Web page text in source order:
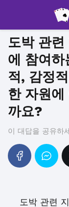
도박 관
에 참여하
적, 감정
한 자원
까요?
이 대답을 공유하
도박 관련